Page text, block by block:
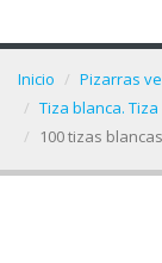
Inicio
Pizarras
Tiza blanca.
100 tizas